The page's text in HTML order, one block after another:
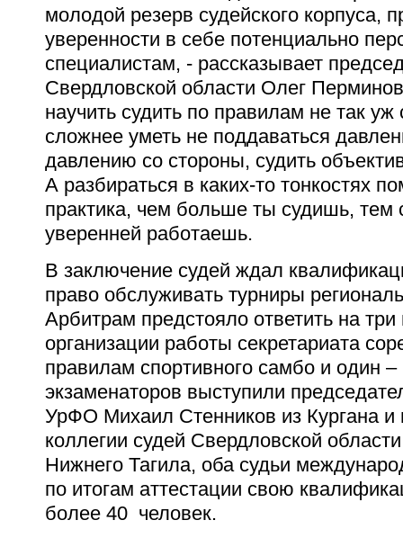
молодой резерв судейского корпуса,
уверенности в себе потенциально
специалистам, - рассказывает
Свердловской области Олег
научить судить по правилам не так
сложнее уметь не поддаваться
давлению со стороны, судить
А разбираться в каких-то тонкостях
практика, чем больше ты судишь, тем
уверенней работаешь.
В заключение судей ждал
право обслуживать турниры
Арбитрам предстояло ответить на
организации работы секретариата
правилам спортивного самбо и один
экзаменаторов выступили
УрФО Михаил Стенников из Кургана и
коллегии судей Свердловской
Нижнего Тагила, оба судьи
по итогам аттестации свою
более 40 человек.